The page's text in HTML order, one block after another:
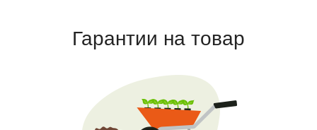
Гарантии на товар